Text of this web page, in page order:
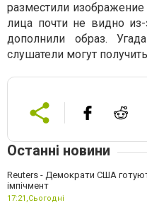
разместили
лица почти не видно
дополнили образ.
слушатели могут
Останні новини
Reuters - Демократи США
імпічмент
17:21,Сьогодні